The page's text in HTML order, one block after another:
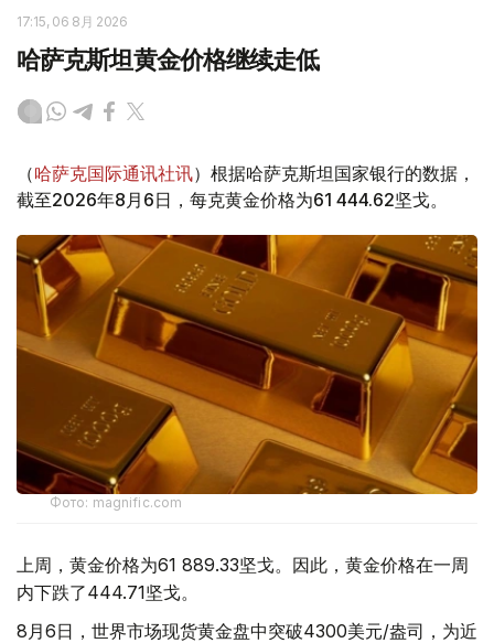
17:15, 06 8月 2026
哈萨克斯坦黄金价格继续走低
（哈萨克国际通讯社讯）根据哈萨克斯坦国家银行的数据，
截至2026年8月6日，每克黄金价格为61 444.62坚戈。
Фото: magnific.com
上周，黄金价格为61 889.33坚戈。因此，黄金价格在一周
内下跌了444.71坚戈。
8月6日，世界市场现货黄金盘中突破4300美元/盎司，为近